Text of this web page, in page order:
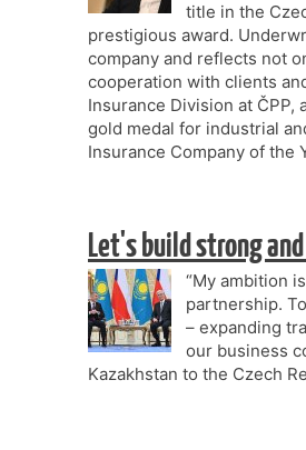
title in the
prestigious award.
company and reflects not
cooperation with clients
Insurance Division at ČPP,
gold medal for industrial
Insurance Company of the
Let's build strong
“My ambition
partnership.
– expanding
our business
Kazakhstan to the Czech